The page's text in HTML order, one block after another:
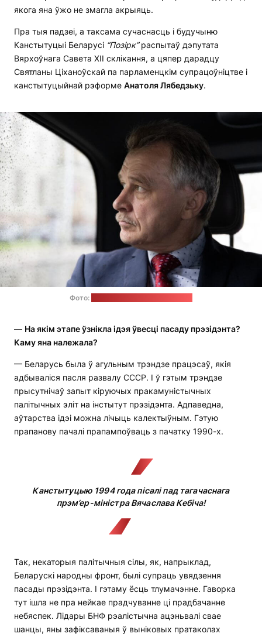
якога яна ўжо не змагла акрыяць.
Пра тыя падзеі, а таксама сучаснасць і будучыню
Канстытуцыі Беларусі “Позірк”распытаў дэпутата
Вярхоўнага Савета XII склікання, а цяпер дарадцу
Святланы Ціханоўскай па парламенцкім супрацоўніцтве і
канстытуцыйнай рэформе Анатоля Лябедзьку.
Фото:
— На якім этапе ўзнікла ідэя ўвесці пасаду прэзідэнта?
Каму яна належала?
— Беларусь была ў агульным трэндзе працэсаў, якія
адбываліся пасля развалу СССР. І ў гэтым трэндзе
прысутнічаў запыт кіруючых пракамуністычных
палітычных эліт на інстытут прэзідэнта. Адпаведна,
аўтарства ідэі можна лічыць калектыўным. Гэтую
прапанову пачалі прапампоўваць з пачатку 1990-х.
Канстытуцыю 1994 года пісалі пад тагачаснага
прэм’ер-міністра Вячаслава Кебіча!
Так, некаторыя палітычныя сілы, як, напрыклад,
Беларускі народны фронт, былі супраць увядзення
пасады прэзідэнта. І гэтаму ёсць тлумачэнне. Гаворка
тут ішла не пра нейкае прадчуванне ці прадбачанне
небяспек. Лідары БНФ рэалістычна ацэньвалі свае
шанцы, яны зафіксаваныя ў выніковых пратаколах